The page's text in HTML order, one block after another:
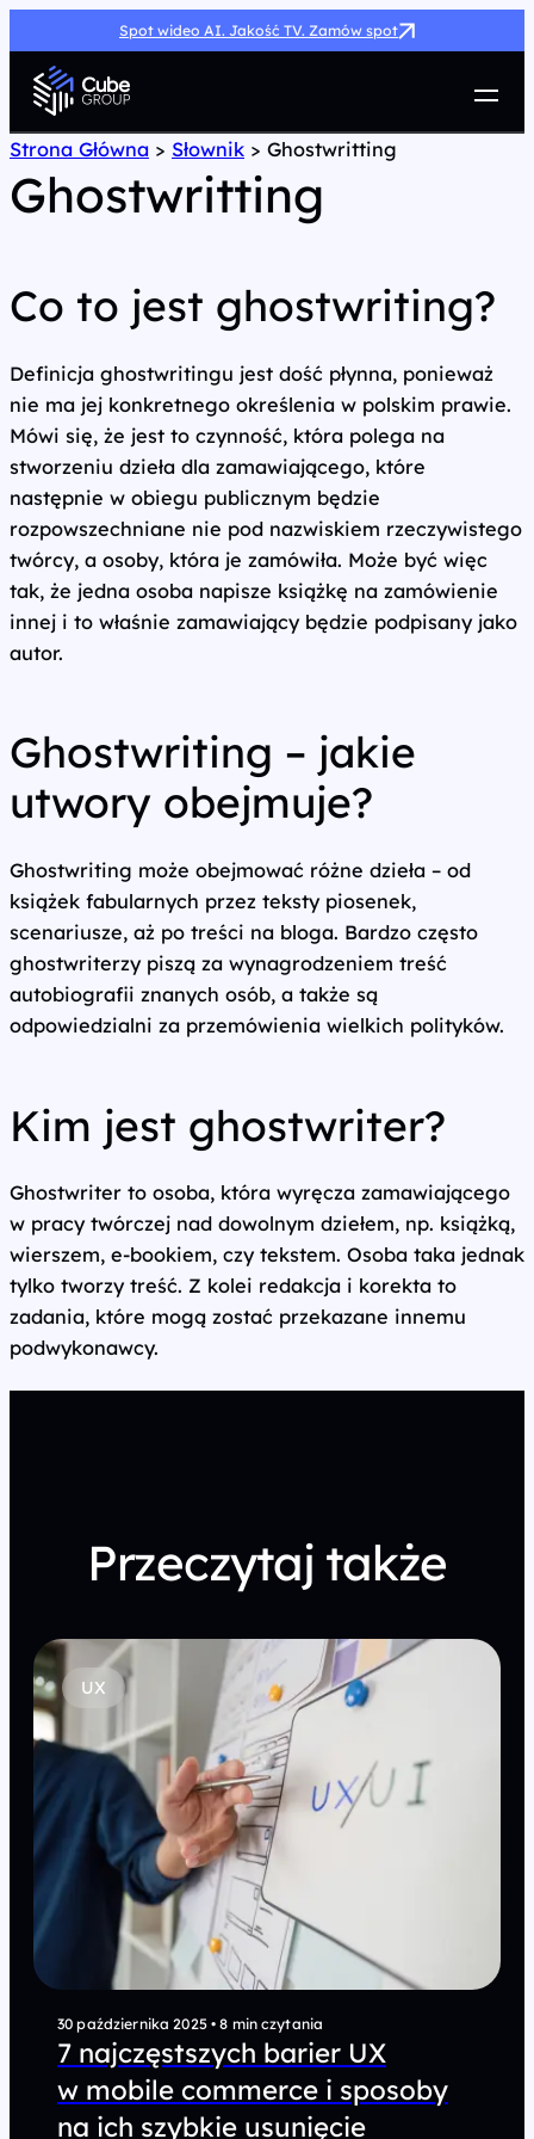
Spot wideo AI. Jakość TV. Zamów spot
Usługi
Jak możemy pomóc
Case Study
Kariera
Strona Główna > Słownik > Ghostwritting
Ghostwritting
Co to jest ghostwriting?
Definicja ghostwritingu jest dość płynna, ponieważ
nie ma jej konkretnego określenia w polskim prawie.
Mówi się, że jest to czynność, która polega na
stworzeniu dzieła dla zamawiającego, które
następnie w obiegu publicznym będzie
rozpowszechniane nie pod nazwiskiem rzeczywistego
twórcy, a osoby, która je zamówiła. Może być więc
tak, że jedna osoba napisze książkę na zamówienie
innej i to właśnie zamawiający będzie podpisany jako
autor.
Ghostwriting – jakie
utwory obejmuje?
Ghostwriting może obejmować różne dzieła – od
książek fabularnych przez teksty piosenek,
scenariusze, aż po treści na bloga. Bardzo często
ghostwriterzy piszą za wynagrodzeniem treść
autobiografii znanych osób, a także są
odpowiedzialni za przemówienia wielkich polityków.
Kim jest ghostwriter?
Ghostwriter to osoba, która wyręcza zamawiającego
w pracy twórczej nad dowolnym dziełem, np. książką,
wierszem, e‑bookiem, czy tekstem. Osoba taka jednak
tylko tworzy treść. Z kolei redakcja i korekta to
zadania, które mogą zostać przekazane innemu
podwykonawcy.
Przeczytaj także
UX
30 października 2025 • 8 min czytania
7 najczęstszych barier UX
w mobile commerce i sposoby
na ich szybkie usunięcie